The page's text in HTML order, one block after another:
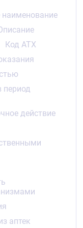
65 ч.) по
однако ага
при
препарата в
Почечная
пациентов с
крови не
гемодиализе
между
достижения
Код АТХ
период
действие
аптек